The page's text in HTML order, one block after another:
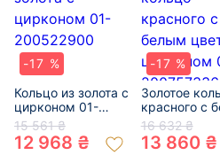
-17 %
Кольцо из золота с
цирконом 01-
200522900
15 561 ₴
12 968 ₴
-17 %
Золотое
красного с
цвета с
01-
16 632 ₴
13 860 ₴